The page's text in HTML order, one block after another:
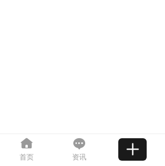
首页 资讯